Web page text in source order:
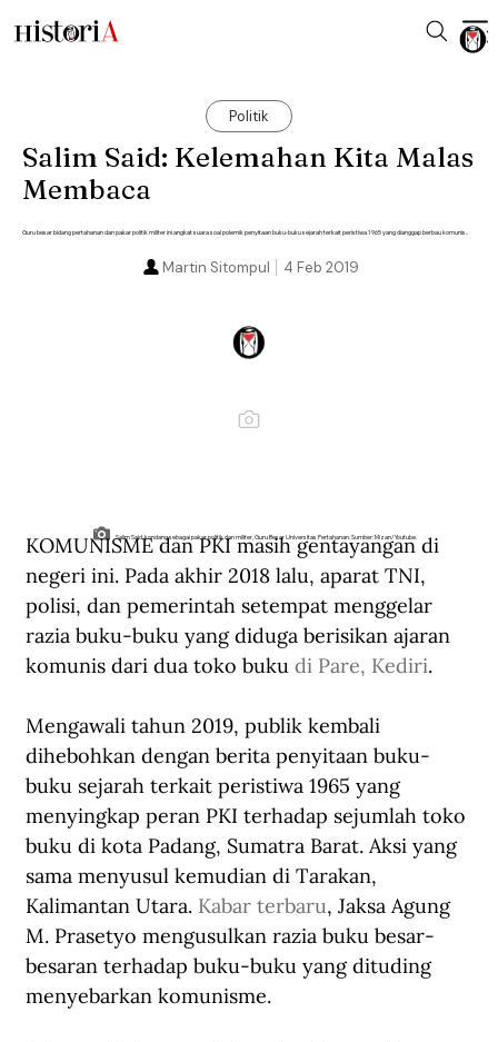
Politik
Salim Said: Kelemahan Kita Malas
Membaca
Guru besar bidang pertahanan dan pakar politik militer ini angkat suara soal polemik penyitaan buku-buku sejarah terkait peristiwa 1965 yang dianggap berbau komunis..
4 Feb 2019
Martin Sitompul
Salim Said, kondang sebagai pakar politik dan militer, Guru Besar Universitas Pertahanan. Sumber: Mizan/Youtube.
KOMUNISME dan PKI masih gentayangan di
negeri ini. Pada akhir 2018 lalu, aparat TNI,
polisi, dan pemerintah setempat menggelar
razia buku-buku yang diduga berisikan ajaran
komunis dari dua toko buku di Pare, Kediri.
Mengawali tahun 2019, publik kembali
dihebohkan dengan berita penyitaan buku-
buku sejarah terkait peristiwa 1965 yang
menyingkap peran PKI terhadap sejumlah toko
buku di kota Padang, Sumatra Barat. Aksi yang
sama menyusul kemudian di Tarakan,
Kalimantan Utara. Kabar terbaru, Jaksa Agung
M. Prasetyo mengusulkan razia buku besar-
besaran terhadap buku-buku yang dituding
menyebarkan komunisme.